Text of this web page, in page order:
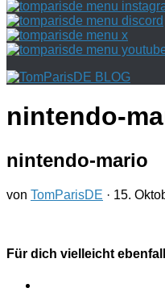
nintendo-
nintendo-mario
von TomParisDE · 15.
Für dich vielleicht